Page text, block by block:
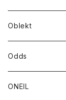
靴
ジャケット
シャツ
ボトム
ショートパンツ
パンツ
レディース
シャツ
ブレスレット
靴
ストール/マフラー
トップス
シャツ
シャツジャケット
ボトム
ショートパンツ
カットソー
スエット
ボトム
Oblekt
ボトム
ショートパンツ
レディース
Odds
帽子
ONEIL